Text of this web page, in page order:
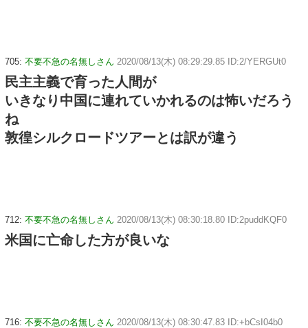
705: 不要不急の名無しさん 2020/08/13(木) 08:29:29.85 ID:2/YERGUt0
民主主義で育った人間が
いきなり中国に連れていかれるのは怖いだろう
ね
敦徨シルクロードツアーとは訳が違う
712: 不要不急の名無しさん 2020/08/13(木) 08:30:18.80 ID:2puddKQF0
米国に亡命した方が良いな
716: 不要不急の名無しさん 2020/08/13(木) 08:30:47.83 ID:+bCsI04b0